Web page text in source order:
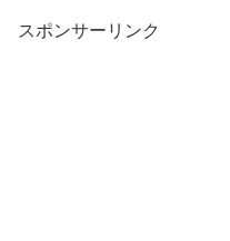
スポンサーリンク